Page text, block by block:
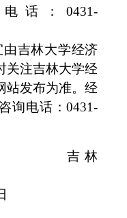
电话：0431-
吉林大学经济
关注吉林大学经
站发布为准。经
询电话：0431-
吉林